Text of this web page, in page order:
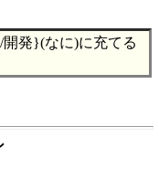
発}(なに)に充てる